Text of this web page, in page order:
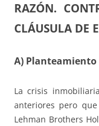
RAZÓN.
CLÁUSULA DE
A) Planteamiento
La crisis
anteriores pero
Lehman Brothers